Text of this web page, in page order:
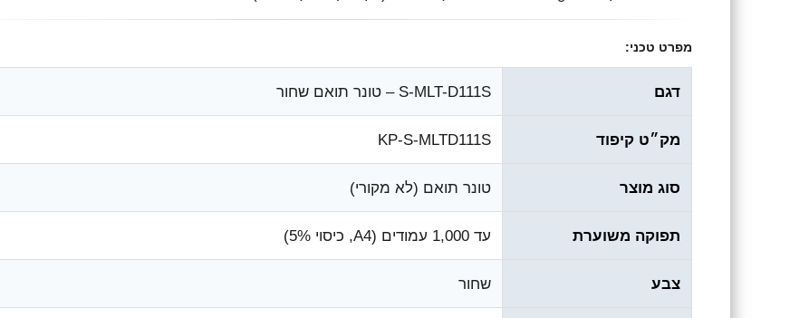
מפרט טכני:
דגם S-MLT-D111S – טונר תואם שחור
מק״ט קיפוד KP-S-MLTD111S
סוג מוצר טונר תואם (לא מקורי)
תפוקה משוערת עד ‎1,000‎ עמודים (A4, כיסוי ‎5%‎)
צבע שחור